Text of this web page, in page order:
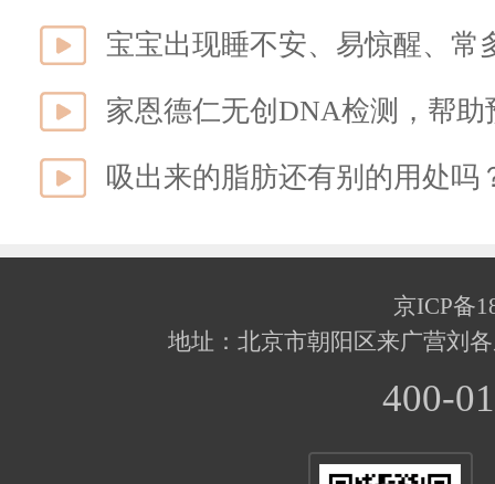
宝宝出现睡不安、易惊醒、常
家恩德仁无创DNA检测，帮助
京ICP备
地址：北京市朝阳区来广营刘
400-